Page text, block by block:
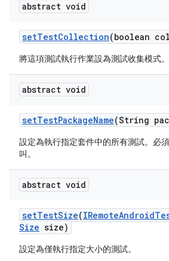
abstract void
setTestCollection(boolean
將這項測試執行作業設為測試收集模式。
abstract void
setTestPackageName(String
設定為執行指定套件中的所有測試。必
叫。
abstract void
setTestSize(IRemoteAndroid
Size size)
設定為僅執行指定大小的測試。